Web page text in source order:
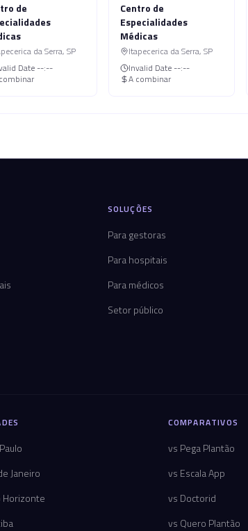
de
da Serra, SP
Date --:--
Centro de
Especialidades
Médicas
Itapecerica da Serra, SP
Invalid Date --:--
A combinar
SOLUÇÕES
Para gestoras
Para hospitais
Para médicos
Setor público
Janeiro
Horizonte
COMPARATIVOS
vs Pega Plantão
vs Escala App
vs Doctorid
vs Quero Plantão